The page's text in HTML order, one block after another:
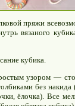
пряжи
вязаного
кубика.
узором —
без
ёлочка). Все